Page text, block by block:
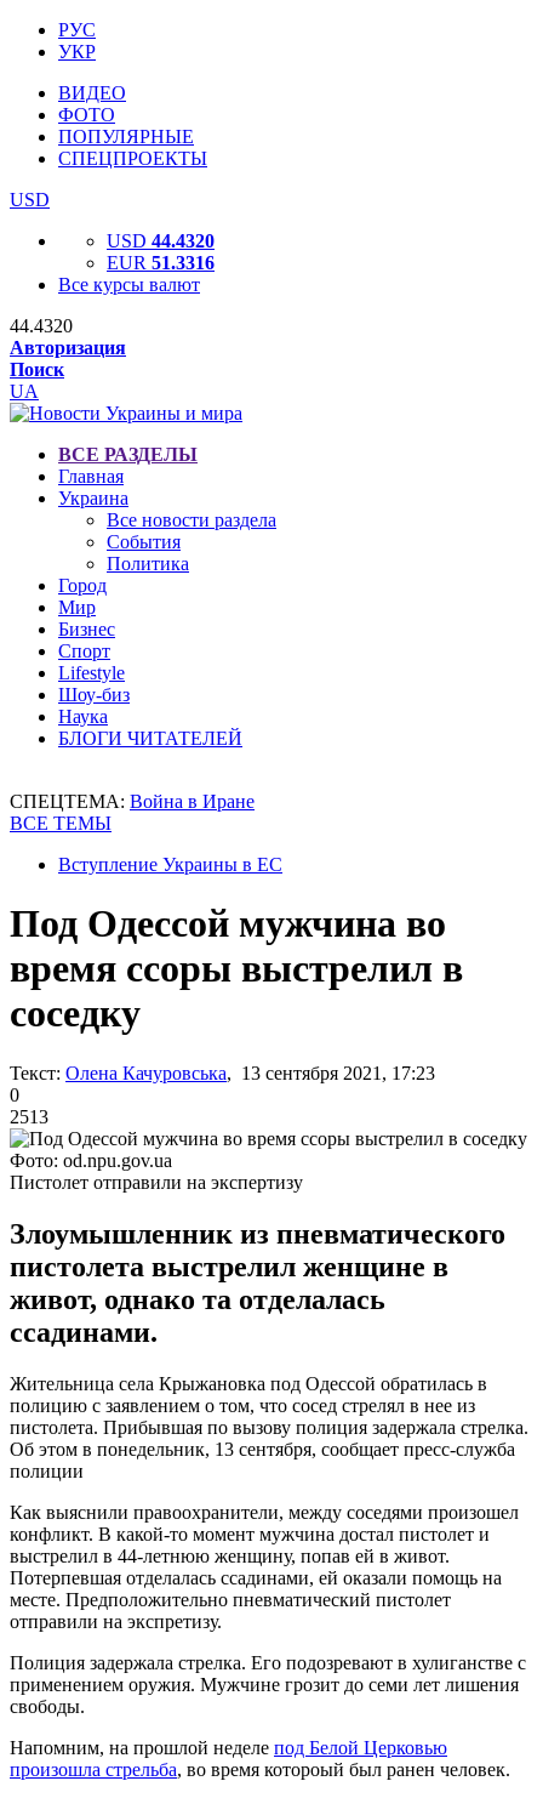
РУС
УКР
ВИДЕО
ФОТО
ПОПУЛЯРНЫЕ
СПЕЦПРОЕКТЫ
USD
USD 44.4320
EUR 51.3316
Все курсы валют
44.4320
Авторизация
Поиск
UA
ВСЕ РАЗДЕЛЫ
Главная
Украина
Все новости раздела
События
Политика
Город
Мир
Бизнес
Спорт
Lifestyle
Шоу-биз
Наука
БЛОГИ ЧИТАТЕЛЕЙ
СПЕЦТЕМА: Война в Иране
ВСЕ ТЕМЫ
Вступление Украины в ЕС
Под Одессой мужчина во
время ссоры выстрелил в
соседку
Текст: Олена Качуровська, 13 сентября 2021, 17:23
0
2513
Фото: od.npu.gov.ua
Пистолет отправили на экспертизу
Злоумышленник из пневматического
пистолета выстрелил женщине в
живот, однако та отделалась
ссадинами.
Жительница села Крыжановка под Одессой обратилась в
полицию с заявлением о том, что сосед стрелял в нее из
пистолета. Прибывшая по вызову полиция задержала стрелка.
Об этом в понедельник, 13 сентября, сообщает пресс-служба
полиции
Как выяснили правоохранители, между соседями произошел
конфликт. В какой-то момент мужчина достал пистолет и
выстрелил в 44-летнюю женщину, попав ей в живот.
Потерпевшая отделалась ссадинами, ей оказали помощь на
месте. Предположительно пневматический пистолет
отправили на экспретизу.
Полиция задержала стрелка. Его подозревают в хулиганстве с
применением оружия. Мужчине грозит до семи лет лишения
свободы.
Напомним, на прошлой неделе под Белой Церковью
произошла стрельба, во время котороый был ранен человек.